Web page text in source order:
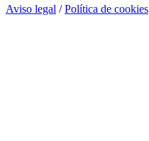
Aviso legal /Política de cookies